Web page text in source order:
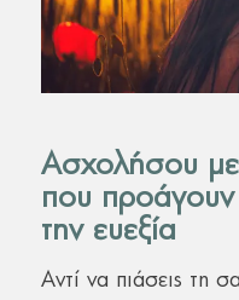
Ασχολήσου με
που
την ευεξία
Αντί να πιάσεις τη